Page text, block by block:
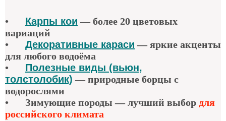
• Карпы кои —более 20 цветовых
вариаций
•
Декоративные караси — яркие акценты
для любого водоёма
•
Полезные виды (вьюн,
толстолобик) —природные борцы с
водорослями
•
Зимующие породы — лучший выбор для
российского климата